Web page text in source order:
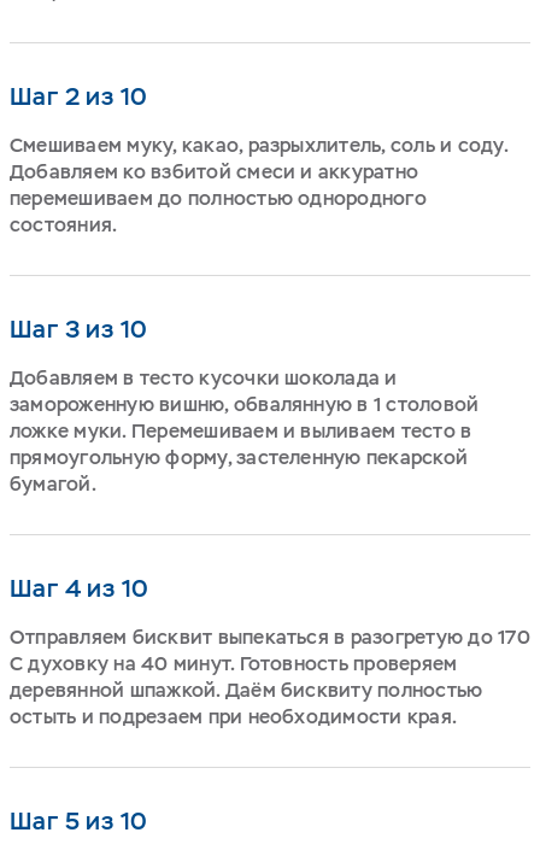
Шаг 2 из 10
Смешиваем муку, какао, разрыхлитель, соль и соду.
Добавляем ко взбитой смеси и аккуратно
перемешиваем до полностью однородного
состояния.
Шаг 3 из 10
Добавляем в тесто кусочки шоколада и
замороженную вишню, обвалянную в 1 столовой
ложке муки. Перемешиваем и выливаем тесто в
прямоугольную форму, застеленную пекарской
бумагой.
Шаг 4 из 10
Отправляем бисквит выпекаться в разогретую до 170
С духовку на 40 минут. Готовность проверяем
деревянной шпажкой. Даём бисквиту полностью
остыть и подрезаем при необходимости края.
Шаг 5 из 10